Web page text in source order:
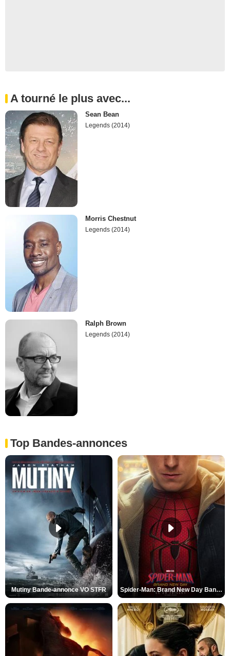
A tourné le plus avec...
Sean Bean
Legends (2014)
Morris Chestnut
Legends (2014)
Ralph Brown
Legends (2014)
Top Bandes-annonces
Mutiny Bande-annonce VO STFR Spider-Man: Brand New Day Bande-annonce VO STFR